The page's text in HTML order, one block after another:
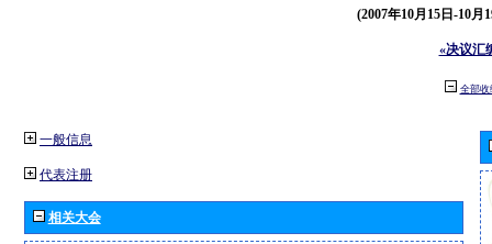
(2007年10月15日-10月
«决议汇
全部收
一般信息
代表注册
相关大会